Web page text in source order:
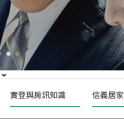
115 月 成交
菁英典藏
新竹市新竹市慈祥路
實登與房訊知識 信義居家